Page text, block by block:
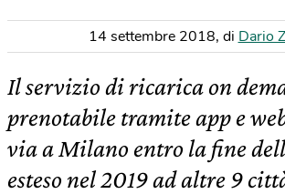
14 settembre 2018, di Dario
Il servizio di ricarica on
prenotabile tramite app e
via a Milano entro la fine
esteso nel 2019 ad altre 9